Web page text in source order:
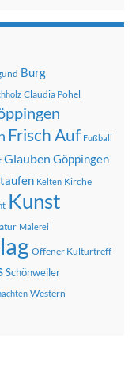
Burg
Claudia Pohel
Frisch Auf Fußball
Glauben Göppingen
Kelten Kirche
Kunst
Malerei
Offener Kulturtreff
Schönweiler
Western